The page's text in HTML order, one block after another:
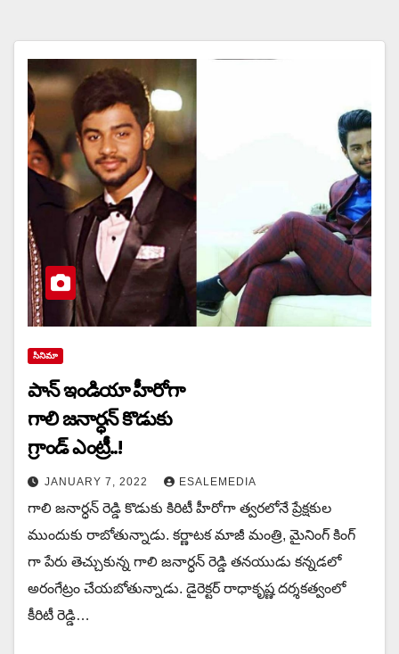
సినిమా
పాన్ ఇండియా హీరోగా
గాలి జనార్ధన్ కొడుకు
గ్రాండ్ ఎంట్రీ..!
JANUARY 7, 2022 ESALEMEDIA
గాలి జనార్ధన్ రెడ్డి కొడుకు కిరిటీ హీరోగా త్వరలోనే ప్రేక్షకుల
ముందుకు రాబోతున్నాడు. కర్ణాటక మాజీ మంత్రి, మైనింగ్ కింగ్
గా పేరు తెచ్చుకున్న గాలి జనార్ధన్ రెడ్డి తనయుడు కన్నడలో
అరంగేట్రం చేయబోతున్నాడు. డైరెక్టర్ రాధాకృష్ణ దర్శకత్వంలో
కీరిటీ రెడ్డి…